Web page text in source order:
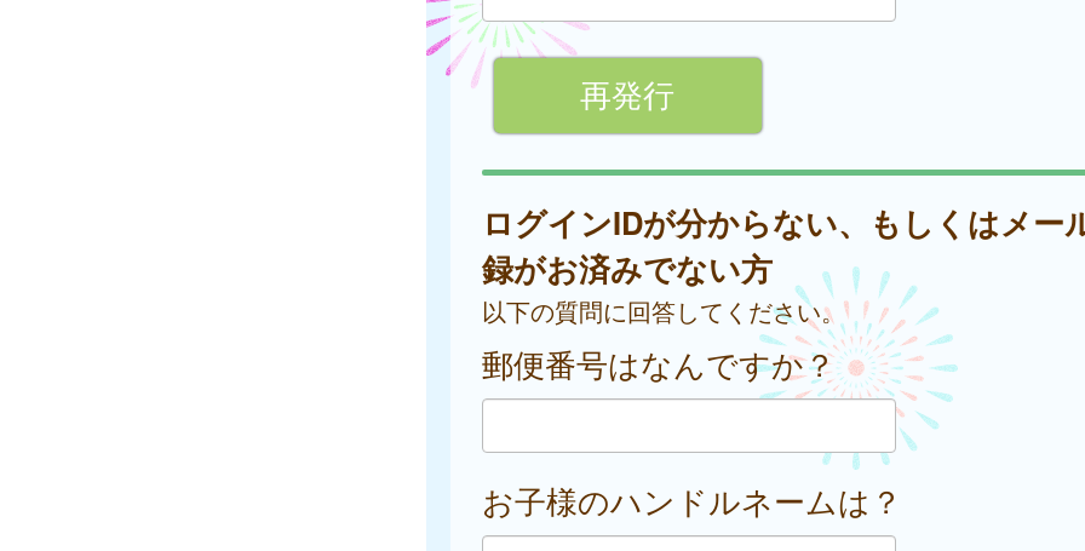
ログインIDが分からない、もしくはメー
録がお済みでない方
以下の質問に回答してください。
郵便番号はなんですか？
お子様のハンドルネームは？